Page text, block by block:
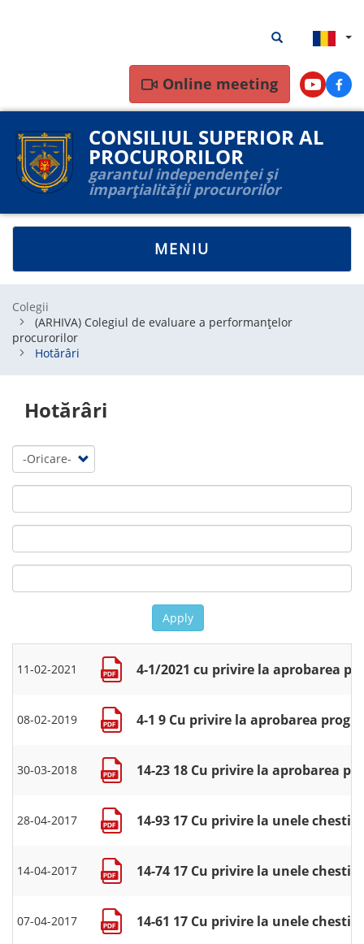
Rezultate
căutare
Rezultate
Online meeting Youtube
CONSILIUL SUPERIOR AL
PROCURORILOR
garantul independenței și
imparțialității procurorilor
TOGGLE
NAVIGATION
MENIU
Colegii
(ARHIVA) Colegiul de evaluare a performanțelor
procurorilor
Hotărâri
Hotărâri
Apply
11-02-2021 4-1/2021 cu privire la aprobarea
08-02-2019 4-1 9 Cu privire la aprobarea
30-03-2018 14-23 18 Cu privire la aprobarea
28-04-2017 14-93 17 Cu privire la unele
14-04-2017 14-74 17 Cu privire la unele
07-04-2017 14-61 17 Cu privire la unele